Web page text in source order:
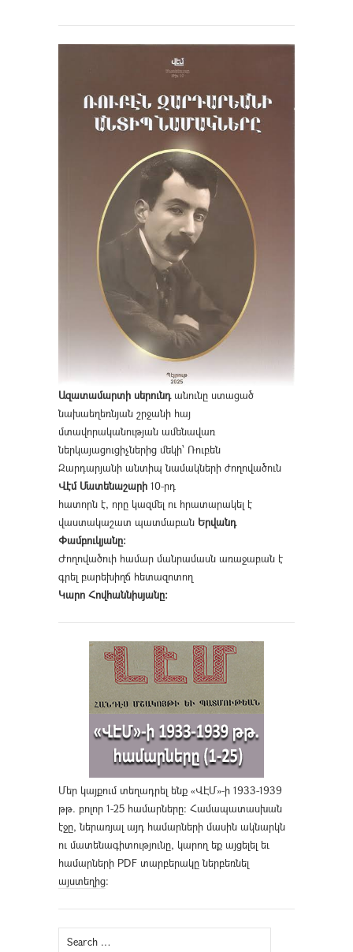
Ազատամարտի սերունդանունը ստացած
նախաեղեռնյան շրջանի հայ
մտավորականության ամենավառ
ներկայացուցիչներից մեկի՝ Ռուբեն
Զարդարյանի անտիպ նամակների ժողովածուն
Վէմ Մատենաշարի 10-րդ
հատորն է, որը կազմել ու հրատարակել է
վաստակաշատ պատմաբան Երվանդ
Փամբուկյանը։
Ժողովածուի համար մանրամասն առաջաբան է
գրել բարեխիղճ հետազոտող
Կարո Հովհաննիսյանը։
Մեր կայքում տեղադրել ենք «ՎԷՄ»-ի 1933-1939
թթ. բոլոր 1-25 համարները։ Համապատասխան
էջը, ներառյալ այդ համարների մասին ակնարկն
ու մատենագիտությունը, կարող եք այցելել եւ
համարների PDF տարբերակը ներբեռնել
այստեղից։
Search